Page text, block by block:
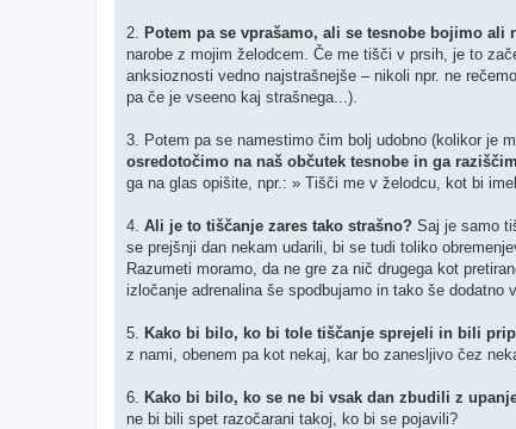
2. Potem pa se vprašamo, ali se tesnobe bojimo ali
narobe z mojim želodcem. Če me tišči v prsih, je to
anksioznosti vedno najstrašnejše – nikoli npr. ne
pa če je vseeno kaj strašnega...).
3. Potem pa se namestimo čim bolj udobno (kolikor je
osredotočimo na naš občutek tesnobe in ga
ga na glas opišite, npr.: » Tišči me v želodcu, kot bi
4. Ali je to tiščanje zares tako strašno? Saj je samo
se prejšnji dan nekam udarili, bi se tudi toliko
Razumeti moramo, da ne gre za nič drugega kot
izločanje adrenalina še spodbujamo in tako še
5. Kako bi bilo, ko bi tole tiščanje sprejeli in bili
z nami, obenem pa kot nekaj, kar bo zanesljivo čez
6. Kako bi bilo, ko se ne bi vsak dan zbudili z
ne bi bili spet razočarani takoj, ko bi se pojavili?